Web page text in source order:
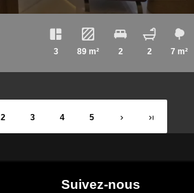
3 89 m² 2 2 7 m²
2 3 4 5
Suivez-nous